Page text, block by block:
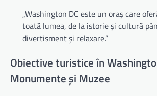
„Washington DC este un oraș care
toată lumea, de la istorie și cultură
divertisment și relaxare.”
Obiective turistice în
Monumente și Muzee